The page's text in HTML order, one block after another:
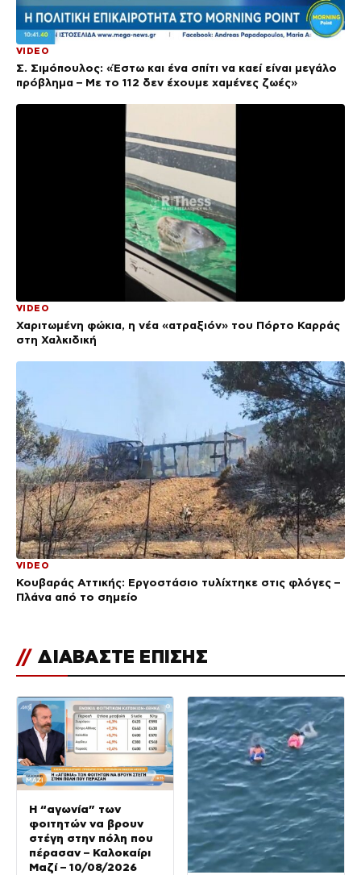
VIDEO
Σ. Σιμόπουλος: «Έστω και ένα σπίτι να καεί είναι μεγάλο
πρόβλημα – Με το 112 δεν έχουμε χαμένες ζωές»
VIDEO
Χαριτωμένη φώκια, η νέα «ατραξιόν» του Πόρτο Καρράς
στη Χαλκιδική
VIDEO
Κουβαράς Αττικής: Εργοστάσιο τυλίχτηκε στις φλόγες –
Πλάνα από το σημείο
// ΔΙΑΒΑΣΤΕ ΕΠΙΣΗΣ
Η “αγωνία” των
φοιτητών να βρουν
στέγη στην πόλη που
πέρασαν – Καλοκαίρι
Μαζί – 10/08/2026